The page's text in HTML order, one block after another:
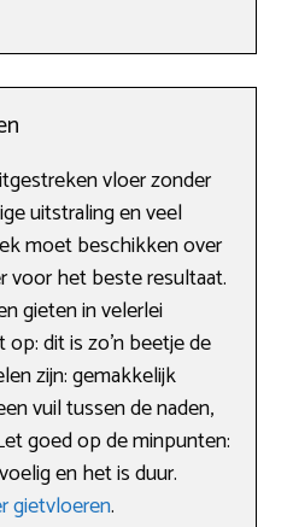
vloer zonder
uitstraling en veel
moet beschikken over
voor het beste resultaat.
gieten in velerlei
dit is zo’n beetje de
zijn: gemakkelijk
vuil tussen de naden,
goed op de minpunten:
en het is duur.
gietvloeren.